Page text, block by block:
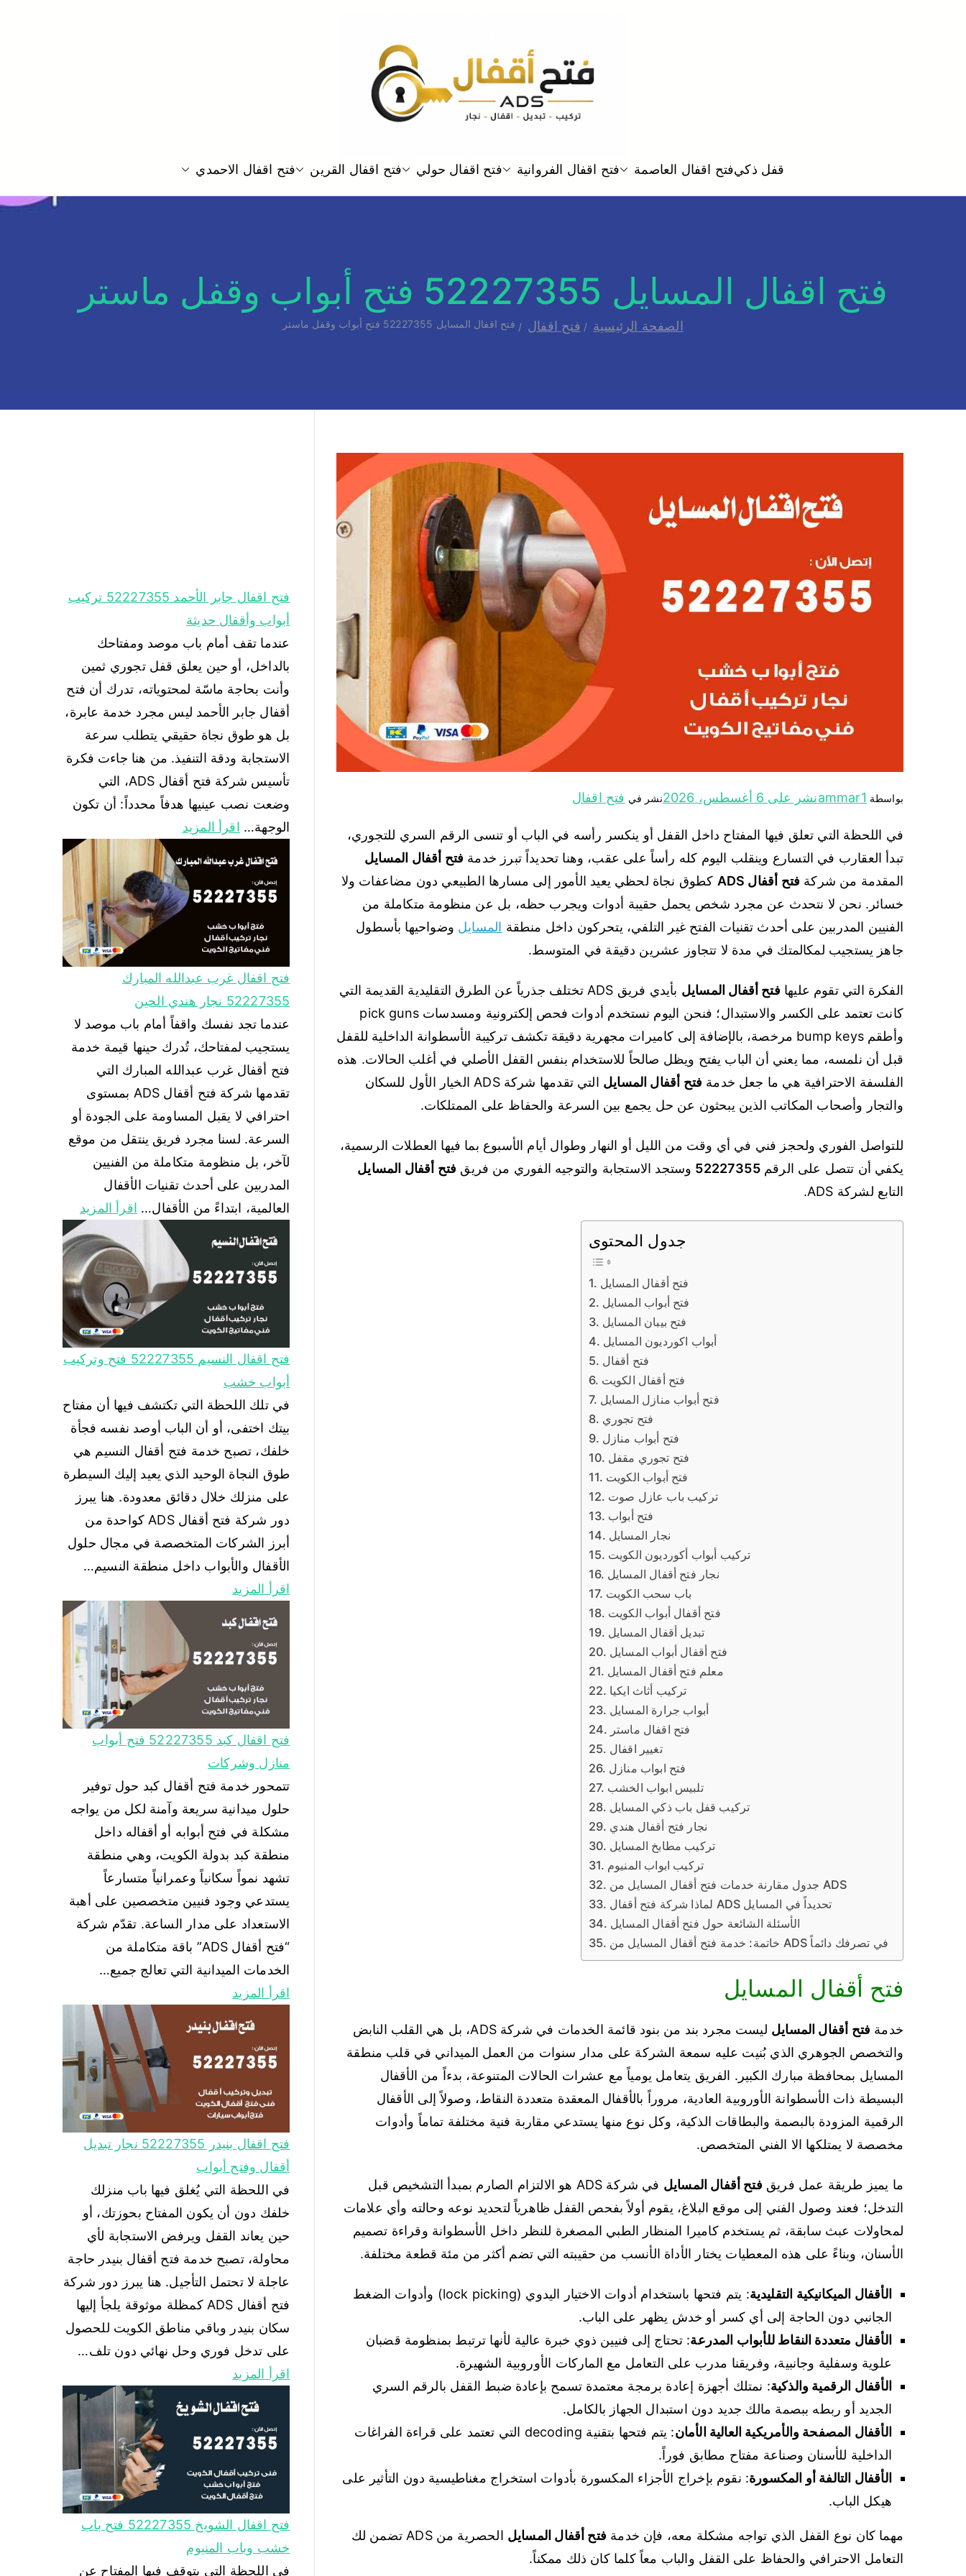
فتح اقفال ADS
خدمة فتح اقفال الابواب نجار فتح قفل الباب بيبان منازل فتح تجوري خزائن قفل ذكيفتح اقفال العاصمة فتح اقفال الفروانية فتح اقفال حولي فتح اقفال القرين فتح اقفال الاحمدي
فتح اقفال المسايل 52227355 فتح أبواب وقفل ماستر
الصفحة الرئيسية فتح اقفال فتح اقفال المسايل 52227355 فتح أبواب وقفل ماستر
بواسطة ammar1نشر على 6 أغسطس، 2026 نشر في فتح اقفال
في اللحظة التي تعلق فيها المفتاح داخل القفل أو ينكسر رأسه في الباب أو تنسى الرقم السري للتجوري،
تبدأ العقارب في التسارع وينقلب اليوم كله رأساً على عقب، وهنا تحديداً تبرز خدمة فتح أقفال المسايل
المقدمة من شركة فتح أقفال ADS
كطوق نجاة لحظي يعيد الأمور إلى مسارها الطبيعي دون مضاعفات ولا
خسائر. نحن لا نتحدث عن مجرد شخص يحمل حقيبة أدوات ويجرب حظه، بل عن منظومة متكاملة من
الفنيين المدربين على أحدث تقنيات الفتح غير التلفي، يتحركون داخل منطقة المسايل وضواحيها بأسطول
جاهز يستجيب لمكالمتك في مدة لا تتجاوز عشرين دقيقة في المتوسط.
الفكرة التي تقوم عليها فتح أقفال المسايل
بأيدي فريق ADS تختلف جذرياً عن الطرق التقليدية القديمة التي
كانت تعتمد على الكسر والاستبدال؛ فنحن اليوم نستخدم أدوات فحص إلكترونية ومسدسات pick guns
وأطقم bump keys مرخصة، بالإضافة إلى كاميرات مجهرية دقيقة تكشف تركيبة الأسطوانة الداخلية للقفل
قبل أن نلمسه، مما يعني أن الباب يفتح ويظل صالحاً للاستخدام بنفس القفل الأصلي في أغلب الحالات. هذه
الفلسفة الاحترافية هي ما جعل خدمة فتح أقفال المسايل
التي تقدمها شركة ADS الخيار الأول للسكان
والتجار وأصحاب المكاتب الذين يبحثون عن حل يجمع بين السرعة والحفاظ على الممتلكات.
للتواصل الفوري ولحجز فني في أي وقت من الليل أو النهار وطوال أيام الأسبوع بما فيها العطلات الرسمية،
يكفي أن تتصل على الرقم52227355 وستجد الاستجابة والتوجيه الفوري من فريق فتح أقفال المسايل
التابع لشركة ADS.
جدول المحتوى
فتح أقفال المسايل
فتح أبواب المسايل
فتح بيبان المسايل
أبواب اكورديون المسايل
فتح أقفال
فتح أقفال الكويت
فتح أبواب منازل المسايل
فتح تجوري
فتح أبواب منازل
فتح تجوري مقفل
فتح أبواب الكويت
تركيب باب عازل صوت
فتح أبواب
نجار المسايل
تركيب أبواب أكورديون الكويت
نجار فتح أقفال المسايل
باب سحب الكويت
فتح أقفال أبواب الكويت
تبديل أقفال المسايل
فتح أقفال أبواب المسايل
معلم فتح أقفال المسايل
تركيب أثاث ايكيا
أبواب جرارة المسايل
فتح اقفال ماستر
تغيير اقفال
فتح ابواب منازل
تلبيس ابواب الخشب
تركيب قفل باب ذكي المسايل
نجار فتح أقفال هندي
تركيب مطابخ المسايل
تركيب ابواب المنيوم
جدول مقارنة خدمات فتح أقفال المسايل من ADS
لماذا شركة فتح أقفال ADS تحديداً في المسايل
الأسئلة الشائعة حول فتح أقفال المسايل
خاتمة: خدمة فتح أقفال المسايل من ADS في تصرفك دائماً
فتح أقفال المسايل
خدمة فتح أقفال المسايل
ليست مجرد بند من بنود قائمة الخدمات في شركة ADS، بل هي القلب النابض
والتخصص الجوهري الذي بُنيت عليه سمعة الشركة على مدار سنوات من العمل الميداني في قلب منطقة
المسايل بمحافظة مبارك الكبير. الفريق يتعامل يومياً مع عشرات الحالات المتنوعة، بدءاً من الأقفال
البسيطة ذات الأسطوانة الأوروبية العادية، مروراً بالأقفال المعقدة متعددة النقاط، وصولاً إلى الأقفال
الرقمية المزودة بالبصمة والبطاقات الذكية، وكل نوع منها يستدعي مقاربة فنية مختلفة تماماً وأدوات
مخصصة لا يمتلكها الا الفني المتخصص.
ما يميز طريقة عمل فريق فتح أقفال المسايل
في شركة ADS هو الالتزام الصارم بمبدأ التشخيص قبل
التدخل؛ فعند وصول الفني إلى موقع البلاغ، يقوم أولاً بفحص القفل ظاهرياً لتحديد نوعه وحالته وأي علامات
لمحاولات عبث سابقة، ثم يستخدم كاميرا المنظار الطبي المصغرة للنظر داخل الأسطوانة وقراءة تصميم
الأسنان، وبناءً على هذه المعطيات يختار الأداة الأنسب من حقيبته التي تضم أكثر من مئة قطعة مختلفة.
الأقفال الميكانيكية التقليدية
: يتم فتحها باستخدام أدوات الاختيار اليدوي (lock picking) وأدوات الضغط
الجانبي دون الحاجة إلى أي كسر أو خدش يظهر على الباب.
الأقفال متعددة النقاط للأبواب المدرعة: تحتاج إلى فنيين ذوي خبرة عالية لأنها ترتبط بمنظومة قضبان
علوية وسفلية وجانبية، وفريقنا مدرب على التعامل مع الماركات الأوروبية الشهيرة.
الأقفال الرقمية والذكية: نمتلك أجهزة إعادة برمجة معتمدة تسمح بإعادة ضبط القفل بالرقم السري
الجديد أو ربطه ببصمة مالك جديد دون استبدال الجهاز بالكامل.
الأقفال المصفحة والأمريكية العالية الأمان
: يتم فتحها بتقنية decoding التي تعتمد على قراءة الفراغات
الداخلية للأسنان وصناعة مفتاح مطابق فوراً.
الأقفال التالفة أو المكسورة: نقوم بإخراج الأجزاء المكسورة بأدوات استخراج مغناطيسية دون التأثير على
هيكل الباب.
مهما كان نوع القفل الذي تواجه مشكلة معه، فإن خدمة فتح أقفال المسايل
الحصرية من ADS تضمن لك
التعامل الاحترافي والحفاظ على القفل والباب معاً كلما كان ذلك ممكناً.
وأنت بحاجة ماسّة لمحتوياته، تدرك أن فتح
أقفال جابر الأحمد ليس مجرد خدمة عابرة،
بل هو طوق نجاة حقيقي يتطلب سرعة
الاستجابة ودقة التنفيذ. من هنا جاءت فكرة
تأسيس شركة فتح أقفال ADS، التي
وضعت نصب عينيها هدفاً محدداً: أن تكون
الوجهة… اقرأ المزيد
فتح اقفال غرب عبدالله المبارك
52227355 نجار هندي الحين
عندما تجد نفسك واقفاً أمام باب موصد لا
يستجيب لمفتاحك، تُدرك حينها قيمة خدمة
فتح أقفال غرب عبدالله المبارك التي
تقدمها شركة فتح أقفال ADS بمستوى
احترافي لا يقبل المساومة على الجودة أو
السرعة. لسنا مجرد فريق ينتقل من موقع
لآخر، بل منظومة متكاملة من الفنيين
المدربين على أحدث تقنيات الأقفال
العالمية، ابتداءً من الأقفال…
اقرأ المزيد
فتح اقفال النسيم 52227355 فتح وتركيب
أبواب خشب
في تلك اللحظة التي تكتشف فيها أن مفتاح
بيتك اختفى، أو أن الباب أوصد نفسه فجأة
خلفك، تصبح خدمة فتح أقفال النسيم هي
طوق النجاة الوحيد الذي يعيد إليك السيطرة
على منزلك خلال دقائق معدودة. هنا يبرز
دور شركة فتح أقفال ADS كواحدة من
أبرز الشركات المتخصصة في مجال حلول
الأقفال والأبواب داخل منطقة النسيم…
اقرأ المزيد
فتح اقفال كبد 52227355 فتح أبواب
منازل وشركات
تتمحور خدمة فتح أقفال كبد حول توفير
حلول ميدانية سريعة وآمنة لكل من يواجه
مشكلة في فتح أبوابه أو أقفاله داخل
منطقة كبد بدولة الكويت، وهي منطقة
تشهد نمواً سكانياً وعمرانياً متسارعاً
يستدعي وجود فنيين متخصصين على أهبة
الاستعداد على مدار الساعة. تقدّم شركة
“فتح أقفال ADS” باقة متكاملة من
الخدمات الميدانية التي تعالج جميع…
اقرأ المزيد
فتح اقفال بنيدر 52227355 نجار تبديل
أقفال وفتح أبواب
في اللحظة التي يُغلق فيها باب منزلك
خلفك دون أن يكون المفتاح بحوزتك، أو
حين يعاند القفل ويرفض الاستجابة لأي
محاولة، تصبح خدمة فتح أقفال بنيدر حاجة
عاجلة لا تحتمل التأجيل. هنا يبرز دور شركة
فتح أقفال ADS كمظلة موثوقة يلجأ إليها
سكان بنيدر وباقي مناطق الكويت للحصول
على تدخل فوري وحل نهائي دون تلف…
اقرأ المزيد
فتح اقفال الشويخ 52227355 فتح باب
خشب وباب المنيوم
في اللحظة التي يتوقف فيها المفتاح عن
الدوران، أو يعلق الباب بينك وبين منزلك،
تتحول الحاجة إلى فتح أقفال الشويخ من
رفاهية إلى ضرورة قصوى لا تحتمل